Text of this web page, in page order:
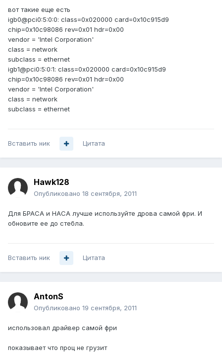
вот такие еще есть
igb0@pci0:5:0:0: class=0x020000 card=0x10c915d9
chip=0x10c98086 rev=0x01 hdr=0x00
vendor = 'Intel Corporation'
class = network
subclass = ethernet
igb1@pci0:5:0:1: class=0x020000 card=0x10c915d9
chip=0x10c98086 rev=0x01 hdr=0x00
vendor = 'Intel Corporation'
class = network
subclass = ethernet
Вставить ник Цитата
Hawk128
Опубликовано 18 сентября, 2011
Для БРАСА и НАСА лучше используйте дрова самой фри. И
обновите ее до стебла.
Вставить ник Цитата
AntonS
Опубликовано 19 сентября, 2011
использовал драйвер самой фри
показывает что проц не грузит